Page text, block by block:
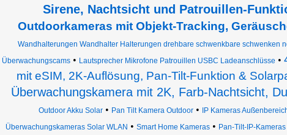
Sirene, Nachtsicht und Patrouillen-
Outdoorkameras mit Objekt-Tracking,
Wandhalterungen Wandhalter Halterungen drehbare schwenkbare schwenken
Überwachungscams • Lautsprecher Mikrofone Patrouillen USBC Ladeanschlüsse •
mit eSIM, 2K-Auflösung, Pan-Tilt-Funktion &
Überwachungskamera mit 2K, Farb-Nachtsicht,
Outdoor Akku Solar• Pan Tilt Kamera Outdoor• IP Kameras
Überwachungskameras Solar WLAN • Smart Home Kameras• Pan-Tilt-IP-Kameras